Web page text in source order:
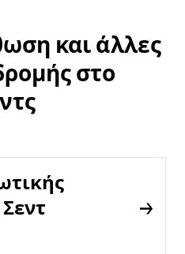
και άλλες
στο